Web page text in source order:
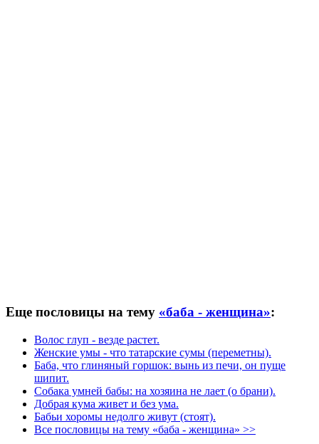
Еще пословицы на тему «баба - женщина»:
Волос глуп - везде растет.
Женские умы - что татарские сумы (переметны).
Баба, что глиняный горшок: вынь из печи, он пуще
шипит.
Собака умней бабы: на хозяина не лает (о брани).
Добрая кума живет и без ума.
Бабьи хоромы недолго живут (стоят).
Все пословицы на тему «баба - женщина» >>